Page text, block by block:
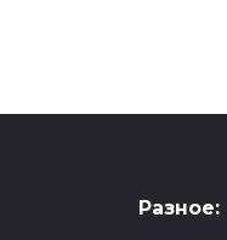
Разное: